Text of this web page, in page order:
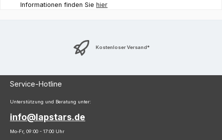
Informationen finden Sie hier
Kostenloser Versand*
Service-Hotline
Unterstützung und Beratung unter:
info@lapstars.de
Mo-Fr, 09:00 - 17:00 Uhr